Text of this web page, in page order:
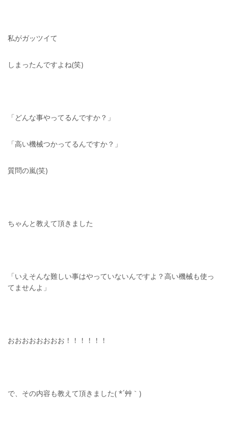
私がガッツイて
しまったんですよね(笑)
「どんな事やってるんですか？」
「高い機械つかってるんですか？」
質問の嵐(笑)
ちゃんと教えて頂きました
「いえそんな難しい事はやっていないんですよ？高い機械も使っ
てませんよ」
おおおおおおおお！！！！！！
で、その内容も教えて頂きました( *´艸｀)